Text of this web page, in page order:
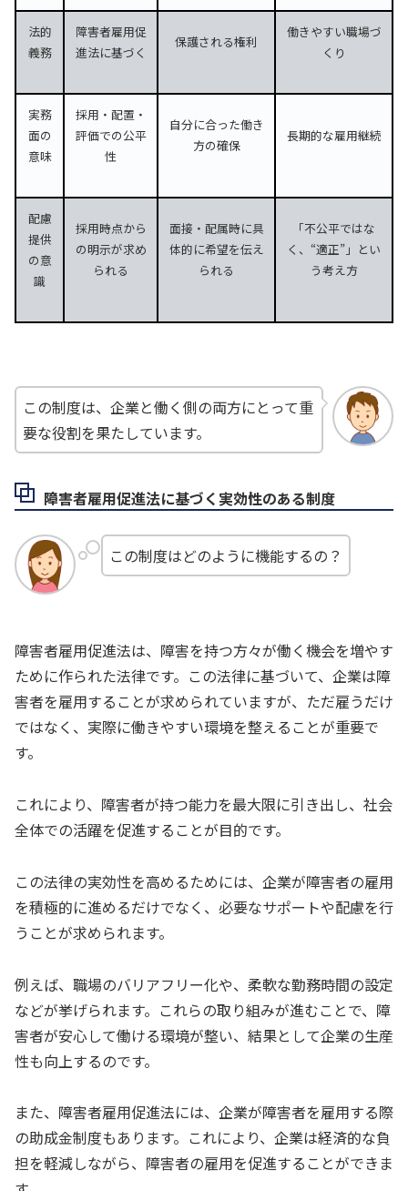
法的
義務
障害者雇用促
進法に基づく
保護される権利
働きやすい職場づ
くり
実務
面の
意味
採用・配置・
評価での公平
性
自分に合った働き
方の確保
長期的な雇用継続
配慮
提供
の意
識
採用時点から
の明示が求め
られる
面接・配属時に具
体的に希望を伝え
られる
「不公平ではな
く、“適正”」とい
う考え方
この制度は、企業と働く側の両方にとって重
要な役割を果たしています。
障害者雇用促進法に基づく実効性のある制度
この制度はどのように機能するの？
障害者雇用促進法は、障害を持つ方々が働く機会を増やす
ために作られた法律です。この法律に基づいて、企業は障
害者を雇用することが求められていますが、ただ雇うだけ
ではなく、実際に働きやすい環境を整えることが重要で
す。
これにより、障害者が持つ能力を最大限に引き出し、社会
全体での活躍を促進することが目的です。
この法律の実効性を高めるためには、企業が障害者の雇用
を積極的に進めるだけでなく、必要なサポートや配慮を行
うことが求められます。
例えば、職場のバリアフリー化や、柔軟な勤務時間の設定
などが挙げられます。これらの取り組みが進むことで、障
害者が安心して働ける環境が整い、結果として企業の生産
性も向上するのです。
また、障害者雇用促進法には、企業が障害者を雇用する際
の助成金制度もあります。これにより、企業は経済的な負
担を軽減しながら、障害者の雇用を促進することができま